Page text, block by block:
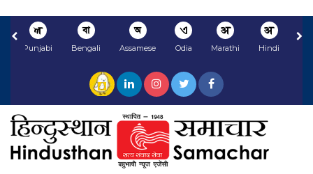
अ
Hindi
अ
Marathi
ଏ
Odia
অ
Assamese
বা
Bengali
ਅ
Punjabi